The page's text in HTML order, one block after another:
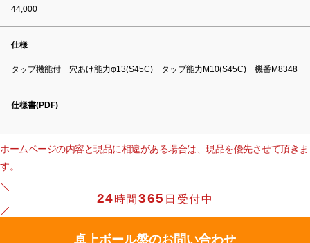
44,000
仕様
タップ機能付 穴あけ能力φ13(S45C) タップ能力M10(S45C) 機番M8348
仕様書(PDF)
ホームページの内容と現品に相違がある場合は、現品を優先させて頂きま
す。
24時間365 日受付中